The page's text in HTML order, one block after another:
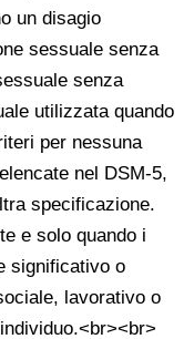
un disagio
sessuale senza
senza
utilizzata quando
per nessuna
nel DSM-5,
specificazione.
e solo quando i
significativo o
lavorativo o